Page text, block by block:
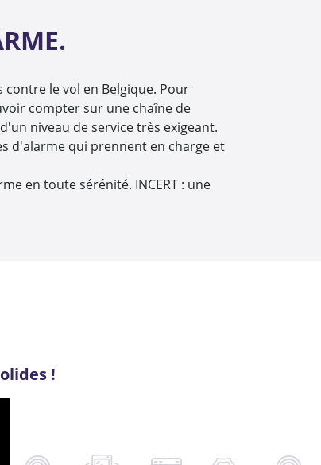
contre le vol en Belgique. Pour
compter sur une chaîne de
niveau de service très exigeant.
d'alarme qui prennent en charge et
en toute sérénité. INCERT : une
!